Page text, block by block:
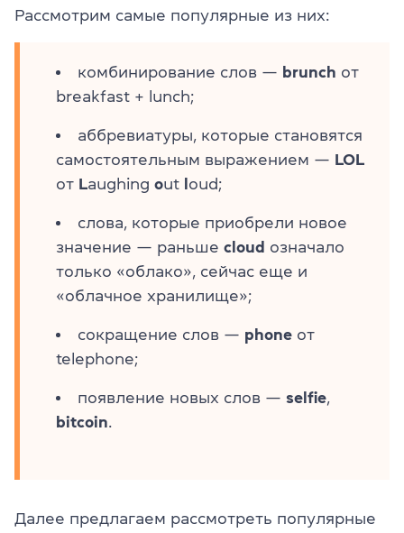
Рассмотрим самые популярные из них:
комбинирование слов — brunch от
breakfast + lunch;
аббревиатуры, которые становятся
самостоятельным выражением — LOL
от Laughing out oud;
слова, которые приобрели новое
значение — раньше cloud означало
только «облако», сейчас еще и
«облачное хранилище»;
сокращение слов — phone от
telephone;
появление новых слов — selfie
bitcoin
Далее предлагаем рассмотреть популярные